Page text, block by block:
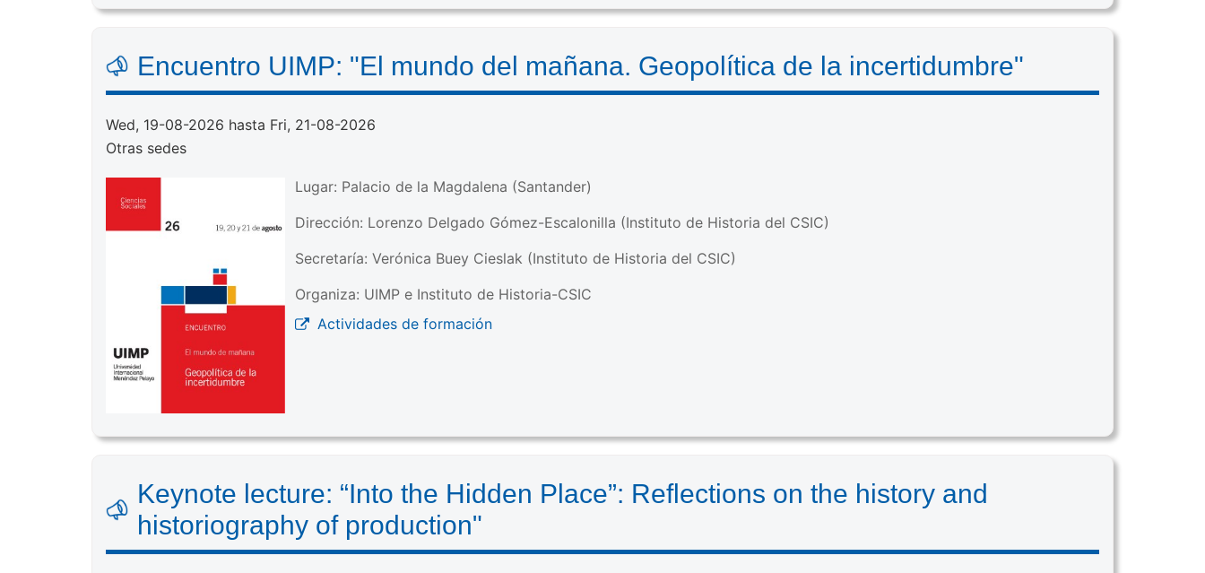
Encuentro UIMP: "El mundo del mañana. Geopolítica de la incertidumbre"
Wed, 19-08-2026 hasta Fri, 21-08-2026
Otras sedes
Lugar: Palacio de la Magdalena (Santander)
Dirección: Lorenzo Delgado Gómez-Escalonilla (Instituto de Historia del CSIC)
Secretaría: Verónica Buey Cieslak (Instituto de Historia del CSIC)
Organiza: UIMP e Instituto de Historia-CSIC
Actividades de formación
Keynote lecture: “Into the Hidden Place”: Reflections on the history and
historiography of production"